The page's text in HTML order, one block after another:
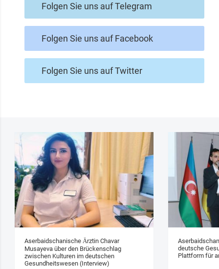
Folgen Sie uns auf Telegram
Folgen Sie uns auf Facebook
Folgen Sie uns auf Twitter
Aserbaidschanische Ärztin Chavar
Musayeva über den Brückenschlag
zwischen Kulturen im deutschen
Gesundheitswesen (Interview)
deutsche
Plattform für